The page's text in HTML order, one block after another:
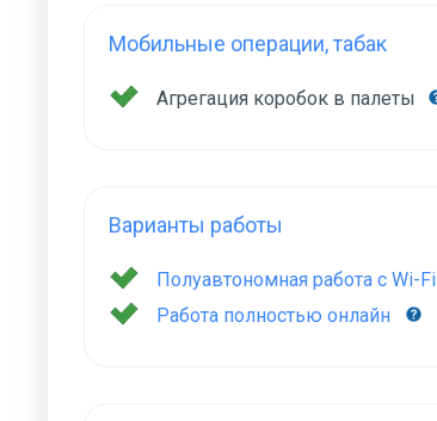
Мобильные операции, табак
Агрегация коробок в палеты
Варианты работы
Полуавтономная работа с Wi-Fi
Работа полностью онлайн